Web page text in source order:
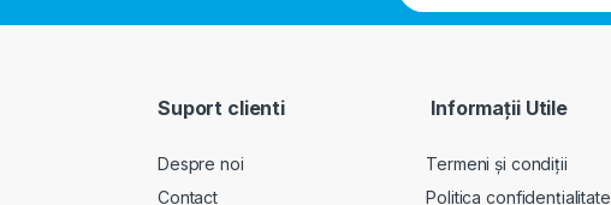
Suport clienti
Despre noi
Contact
Informații Utile
Termeni și condiții
Politica confidențialitate